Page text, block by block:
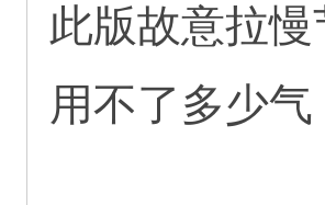
此版故意拉
用不了多少